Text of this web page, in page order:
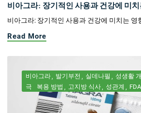
비아그라: 장기적인 사용과 건강에 미
비아그라: 장기적인 사용과 건강에 미치는 영
Read More
비아그라 발기부전 실데나필 성생활
극
복용 방법 고지방 식사 성관계 FDA